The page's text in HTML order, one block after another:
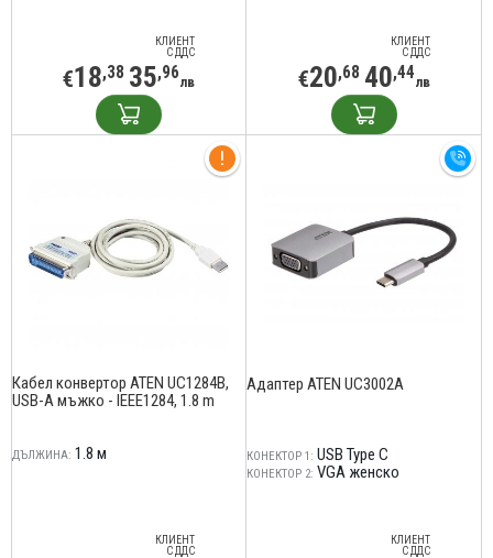
КЛИЕНТ
С ДДС
€18,38 35,96лв
КЛИЕНТ
С ДДС
€20,68 40,44лв
Кабел конвертор ATEN UC1284B,
USB-A мъжко - IEEE1284, 1.8 m
ДЪЛЖИНА: 1.8 м
КЛИЕНТ
С ДДС
Адаптер ATEN UC3002A
КОНЕКТОР 1: USB Type C
КОНЕКТОР 2: VGA женско
КЛИЕНТ
С ДДС